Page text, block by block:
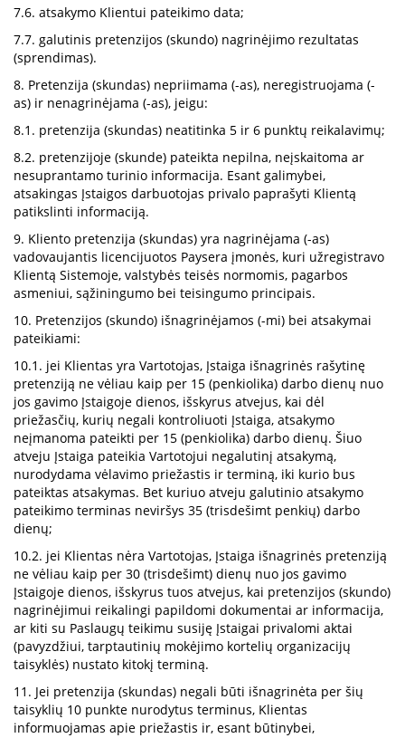
7.6. atsakymo Klientui pateikimo data;
7.7. galutinis pretenzijos (skundo) nagrinėjimo rezultatas
(sprendimas).
8. Pretenzija (skundas) nepriimama (-as), neregistruojama (-
as) ir nenagrinėjama (-as), jeigu:
8.1. pretenzija (skundas) neatitinka 5 ir 6 punktų reikalavimų;
8.2. pretenzijoje (skunde) pateikta nepilna, neįskaitoma ar
nesuprantamo turinio informacija. Esant galimybei,
atsakingas Įstaigos darbuotojas privalo paprašyti Klientą
patikslinti informaciją.
9. Kliento pretenzija (skundas) yra nagrinėjama (-as)
vadovaujantis licencijuotos Paysera įmonės, kuri užregistravo
Klientą Sistemoje, valstybės teisės normomis, pagarbos
asmeniui, sąžiningumo bei teisingumo principais.
10. Pretenzijos (skundo) išnagrinėjamos (-mi) bei atsakymai
pateikiami:
10.1. jei Klientas yra Vartotojas, Įstaiga išnagrinės rašytinę
pretenziją ne vėliau kaip per 15 (penkiolika) darbo dienų nuo
jos gavimo Įstaigoje dienos, išskyrus atvejus, kai dėl
priežasčių, kurių negali kontroliuoti Įstaiga, atsakymo
neįmanoma pateikti per 15 (penkiolika) darbo dienų. Šiuo
atveju Įstaiga pateikia Vartotojui negalutinį atsakymą,
nurodydama vėlavimo priežastis ir terminą, iki kurio bus
pateiktas atsakymas. Bet kuriuo atveju galutinio atsakymo
pateikimo terminas neviršys 35 (trisdešimt penkių) darbo
dienų;
10.2. jei Klientas nėra Vartotojas, Įstaiga išnagrinės pretenziją
ne vėliau kaip per 30 (trisdešimt) dienų nuo jos gavimo
Įstaigoje dienos, išskyrus tuos atvejus, kai pretenzijos (skundo)
nagrinėjimui reikalingi papildomi dokumentai ar informacija,
ar kiti su Paslaugų teikimu susiję Įstaigai privalomi aktai
(pavyzdžiui, tarptautinių mokėjimo kortelių organizacijų
taisyklės) nustato kitokį terminą.
11. Jei pretenzija (skundas) negali būti išnagrinėta per šių
taisyklių 10 punkte nurodytus terminus, Klientas
informuojamas apie priežastis ir, esant būtinybei,